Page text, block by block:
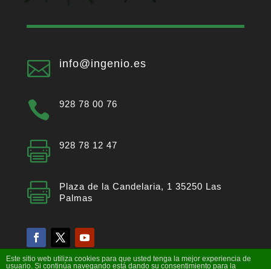
 info@ingenio.es
 928 78 00 76
 928 78 12 47

Plaza de la Candelaria, 1 35250 Las
Palmas
Facebook
TwitterYouTube
Este sitio web utiliza cookies para que usted tenga la mejor experiencia de
usuario. Si continúa navegando está dando su consentimiento para la